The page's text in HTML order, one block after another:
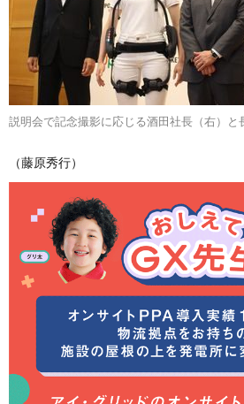
説明会で記念撮影に応じる酒田社長（右）と
（藤原秀行）